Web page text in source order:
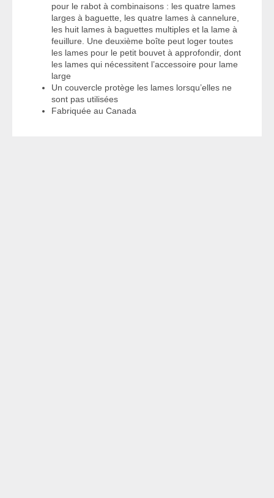
pour le rabot à combinaisons : les quatre lames
larges à baguette, les quatre lames à cannelure,
les huit lames à baguettes multiples et la lame à
feuillure. Une deuxième boîte peut loger toutes
les lames pour le petit bouvet à approfondir, dont
les lames qui nécessitent l’accessoire pour lame
large
Un couvercle protège les lames lorsqu’elles ne
sont pas utilisées
Fabriquée au Canada